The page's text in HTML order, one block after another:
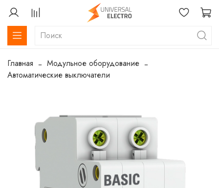
Главная
Модульное оборудование
Автоматические выключатели